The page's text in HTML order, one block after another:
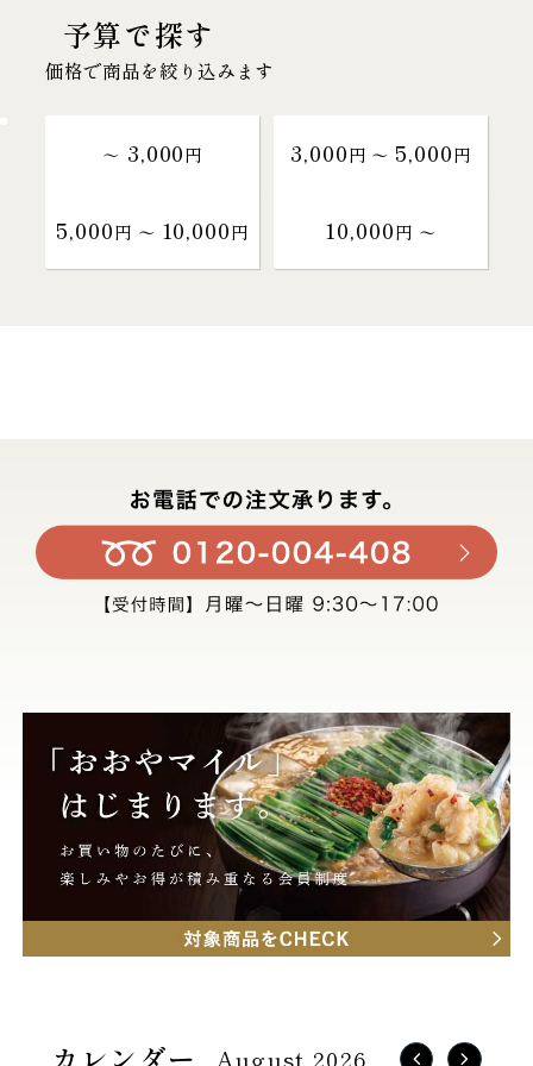
予算で探す
価格で商品を絞り込みます
～ 3,000円 3,000円 〜 5,000円
5,000円 〜 10,000円 10,000円 〜
August 2026